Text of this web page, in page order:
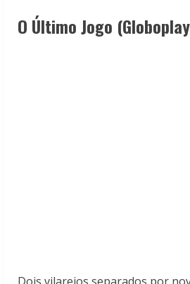
O Último Jogo